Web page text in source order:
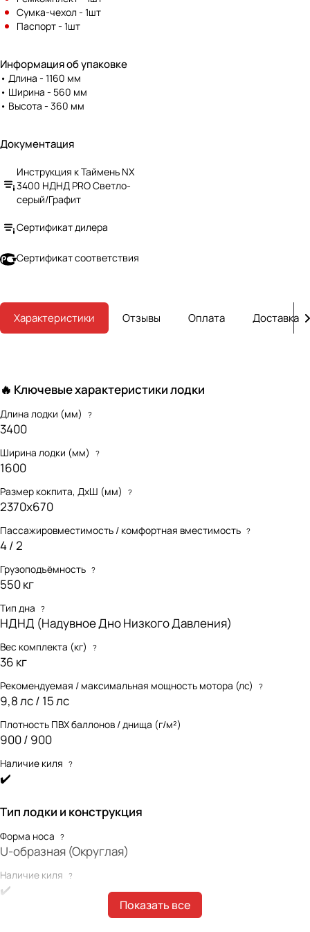
указанному на сайте. Будем рады
ответить на любой ваш вопрос и
предоставить помощь, в случае
Сумка-чехол - 1шт
Паспорт - 1шт
Информация об упаковке
• Длина - 1160 мм
• Ширина - 560 мм
• Высота - 360 мм
Документация
Инструкция к Таймень NX
3400 НДНД PRO Светло-
серый/Графит
Сертификат дилера
Сертификат соответствия
Характеристики Отзывы Оплата Доставка
🔥 Ключевые характеристики лодки
Длина лодки (мм) ?
3400
Ширина лодки (мм) ?
1600
Размер кокпита, ДхШ (мм) ?
2370х670
Пассажировместимость / комфортная вместимость ?
4 / 2
Грузоподъёмность ?
550 кг
Тип дна ?
НДНД (Надувное Дно Низкого Давления)
Вес комплекта (кг) ?
36 кг
Рекомендуемая / максимальная мощность мотора (лс) ?
9,8 лс / 15 лс
Плотность ПВХ баллонов / днища (г/м²)
900 / 900
Наличие киля ?
✔️
Тип лодки и конструкция
Форма носа ?
U-образная (Округлая)
Наличие киля ?
✔️
Показать все